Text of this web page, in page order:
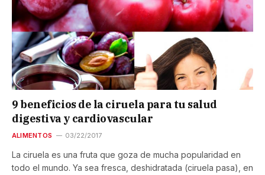
9 beneficios de la ciruela para tu salud
digestiva y cardiovascular
ALIMENTOS 03/22/2017
La ciruela es una fruta que goza de mucha popularidad en
todo el mundo. Ya sea fresca, deshidratada (ciruela pasa), en